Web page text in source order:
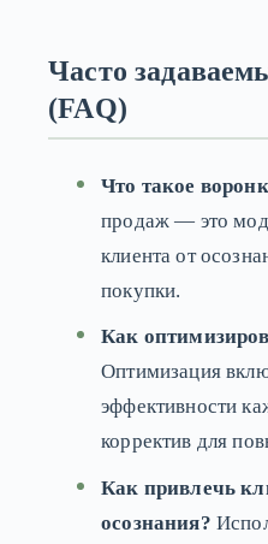
Часто
(FAQ)
Что такое
продаж — это
клиента от
покупки.
Как
Оптимизация
эффективности
корректив для
Как привлечь
осознания?